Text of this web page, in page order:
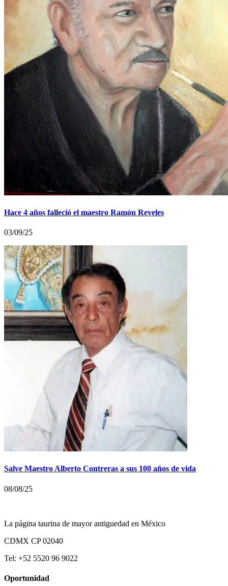
Hace 4 años falleció el maestro Ramón Reveles
03/09/25
Salve Maestro Alberto Contreras a sus 100 años de vida
08/08/25
La página taurina de mayor antiguedad en México
CDMX CP 02040
Tel: +52 5520 96 9022
Oportunidad